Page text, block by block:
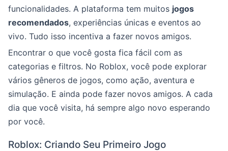
funcionalidades. A plataforma tem muitos jogos
recomendados, experiências únicas e eventos ao
vivo. Tudo isso incentiva a fazer novos amigos.
Encontrar o que você gosta fica fácil com as
categorias e filtros. No Roblox, você pode explorar
vários gêneros de jogos, como ação, aventura e
simulação. E ainda pode fazer novos amigos. A cada
dia que você visita, há sempre algo novo esperando
por você.
Roblox: Criando Seu Primeiro Jogo